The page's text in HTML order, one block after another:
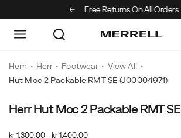
Free Returns On All Orders
Hem Herr Footwear
View All
Hut Moc 2 Packable RMT SE (J00004971)
Herr Hut Moc 2 Packable RMT SE
kr 1.300,00 - kr 1.400,00